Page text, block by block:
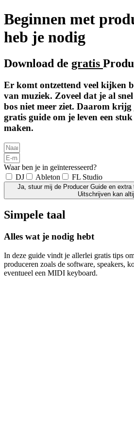
Beginnen met
heb je nodig
Download de gratis
Er komt ontzettend veel kijken
van muziek. Zoveel dat je al
bos niet meer ziet. Daarom krijg
gratis guide om je leven een
maken.
Waar ben je in geïnteresseerd?
DJ
Ableton FL Studio
Ja, stuur mij de Producer Guide en extra
Uitschrijven kan
Simpele taal
Alles wat je nodig hebt
In deze guide vindt je allerlei gratis tips
produceren zoals de software, speakers,
eventueel een MIDI keyboard.